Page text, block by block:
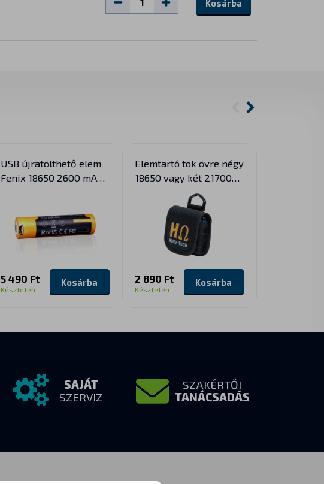
Kosárba
USB újratölthető elem
Fenix 18650 2600 mAh
5 490 Ft
Készleten
Kosárba
Elemtartó tok övre négy
18650 vagy két 21700
akkumulátorra
2 890 Ft
Készleten
Kosárba
SAJÁT
SZERVIZ
SZAKÉRTŐI
TANÁCSADÁS